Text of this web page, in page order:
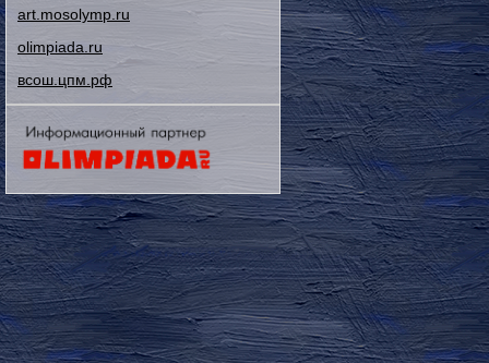
art.mosolymp.ru
olimpiada.ru
всош.цпм.рф